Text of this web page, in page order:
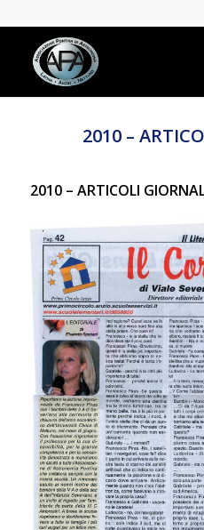
2010 –
2010 – ARTICOLI